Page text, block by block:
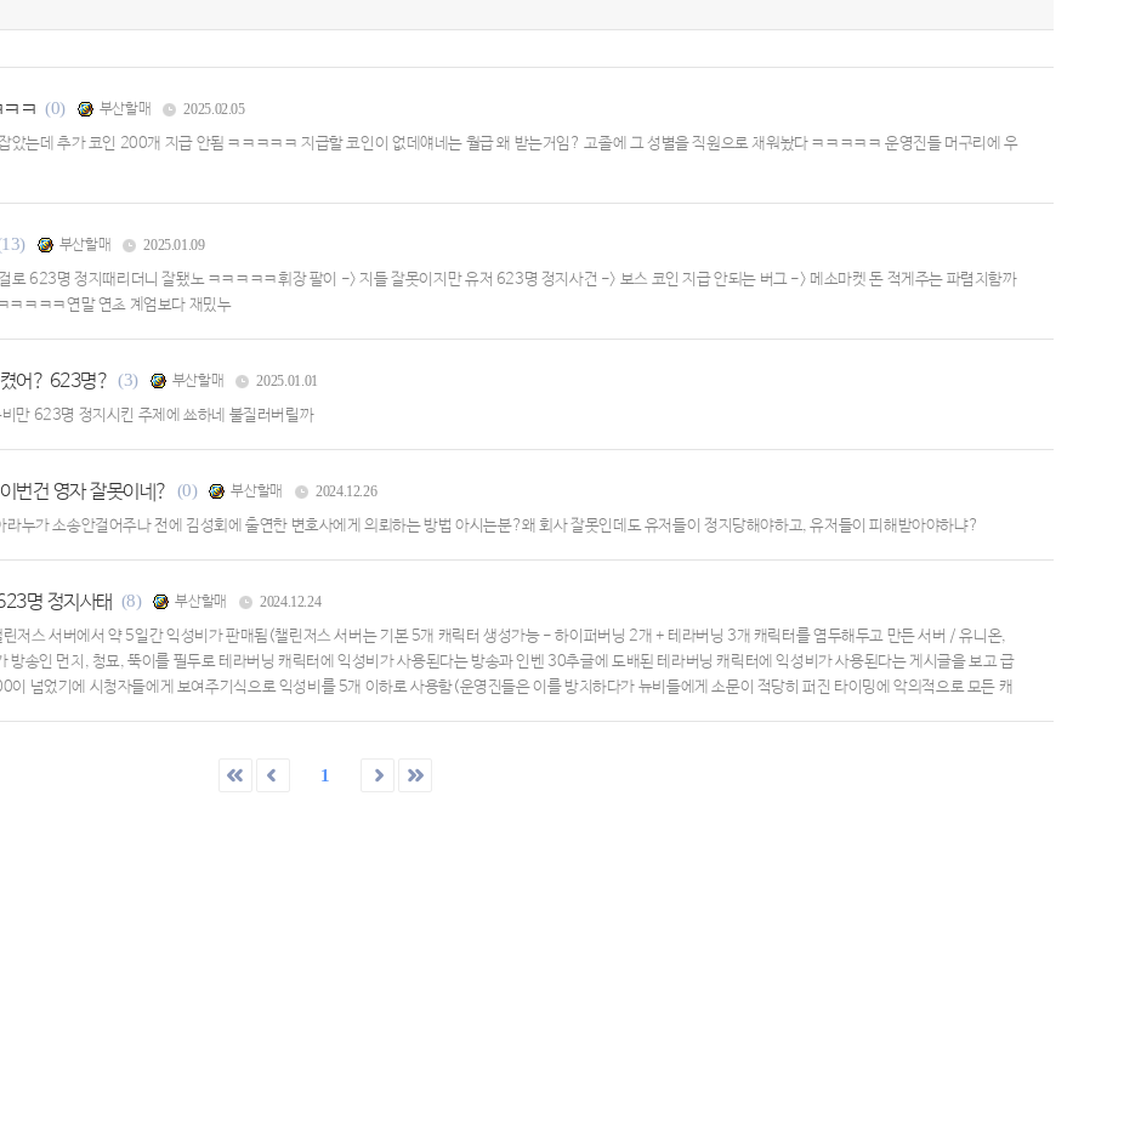
ㅋ (0) 부산할매 2025.02.05
는데 추가 코인 200개 지급 안됨 ㅋㅋㅋㅋㅋ 지급할 코인이 없데얘네는 월급 왜 받는거임? 고졸에 그 성별을 직원으로 채워놨다 ㅋㅋㅋㅋㅋ 운영진들 머구리에 우
부산할매 2025.01.09
로 623명 정지때리더니 잘됐노 ㅋㅋㅋㅋㅋ휘장 팔이 -> 지들 잘못이지만 유저 623명 정지사건 -> 보스 코인 지급 안되는 버그 -> 메소마켓 돈 적게주는 파렴치함까
ㅋㅋㅋㅋ연말 연초 계엄보다 재밌누
어? 623명? (3) 부산할매 2025.01.01
만 623명 정지시킨 주제에 쑈하네 불질러버릴까
번건 영자 잘못이네? (0) 부산할매 2024.12.26
누가 소송안걸어주나 전에 김성회에 출연한 변호사에게 의뢰하는 방법 아시는분?왜 회사 잘못인데도 유저들이 정지당해야하고, 유저들이 피해받아야하냐?
명 정지사태 (8) 부산할매 2024.12.24
스 서버에서 약 5일간 익성비가 판매됨(챌린저스 서버는 기본 5개 캐릭터 생성가능 - 하이퍼버닝 2개 + 테라버닝 3개 캐릭터를 염두해두고 만든 서버 / 유니온,
송인 먼치, 청묘, 뚝이를 필두로 테라버닝 캐릭터에 익성비가 사용된다는 방송과 인벤 30추글에 도배된 테라버닝 캐릭터에 익성비가 사용된다는 게시글을 보고 급
넘었기에 시청자들에게 보여주기식으로 익성비를 5개 이하로 사용함(운영진들은 이를 방치하다가 뉴비들에게 소문이 적당히 퍼진 타이밍에 악의적으로 모든 캐
1